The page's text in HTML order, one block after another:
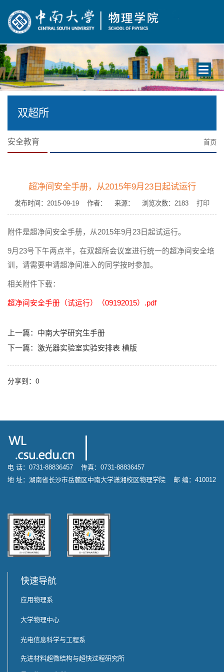
Toggle
双超所
安全教育 首页
超净间安全手册，从2015年9月23日起试运行
发布时间：2015-09-19 作者： 来源： 浏览次数： 2183 打印
附件是超净间安全手册，从2015年9月23日起试运行。
9月23号下午两点半，在双超所会议室进行统一的超净间安全培
训，请需要申请超净间准入的同学按时参加。
相关附件下载：
超净间安全手册（试运行）（09192015）.pdf
上一篇： 中南大学研究生手册
下一篇： 激光器实验室实验安排表 横版
分享到： 0
电 话：0731-88836457 传真：0731-88836457
地 址：湖南省长沙市岳麓区中南大学潇湘校区物理学院 邮 编：410012
快速导航
应用物理系
大学物理中心
光电信息科学与工程系
先进材料超微结构与超快过程研究所